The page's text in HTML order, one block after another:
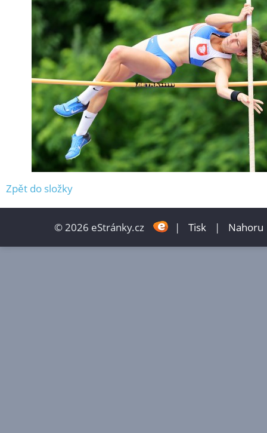
Zpět do složky
© 2026 eStránky.cz | Tisk | Nahoru